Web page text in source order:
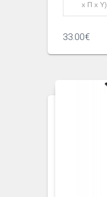
x Π x Υ)
33.00€